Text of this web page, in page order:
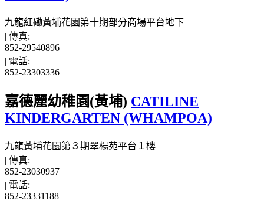
九龍紅磡黃埔花園第十期部分商場平台地下
| 傳真:
852-29540896
| 電話:
852-23303336
嘉德麗幼稚園(黃埔) CATILINE
KINDERGARTEN (WHAMPOA)
九龍黃埔花園第３期翠楊苑平台１樓
| 傳真:
852-23030937
| 電話:
852-23331188